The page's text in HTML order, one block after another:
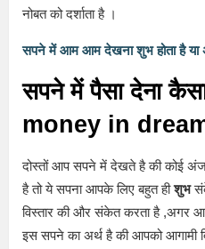
नोबत को दर्शाता है ।
सपने में आम आम देखना शुभ होता है
सपने में पैसा देना
money in
दोस्तों आप सपने में देखते है की कोई
है तो ये सपना आपके लिए बहुत हीशुभ
विस्तार की और संकेत करता है ,अगर
इस सपने का अर्थ है की आपको आगामी